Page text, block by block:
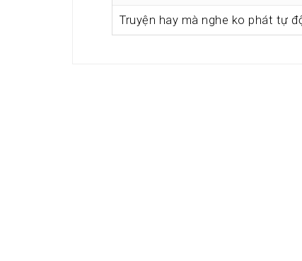
Truyện hay mà nghe ko phát tự